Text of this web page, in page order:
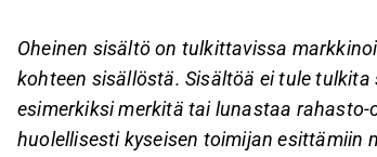
Oheinen sisältö on tulkittavissa
kohteen sisällöstä. Sisältöä ei tule
esimerkiksi merkitä tai lunastaa
huolellisesti kyseisen toimijan esittämiin